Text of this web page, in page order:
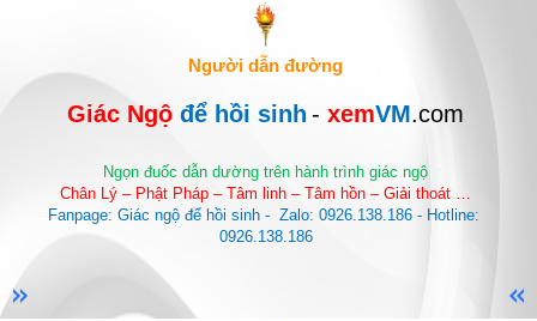
Người dẫn đường
Giác Ngộ để hồi sinh - xemVM.com
Ngọn đuốc dẫn dường trên hành trình giác ngộ
Chân Lý – Phật Pháp – Tâm linh – Tâm hồn – Giải thoát …
Fanpage: Giác ngộ để hồi sinh -  Zalo: 0926.138.186 - Hotline:
0926.138.186